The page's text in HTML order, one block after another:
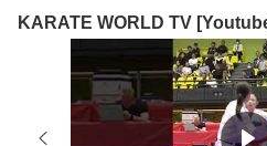
KARATE WORLD TV